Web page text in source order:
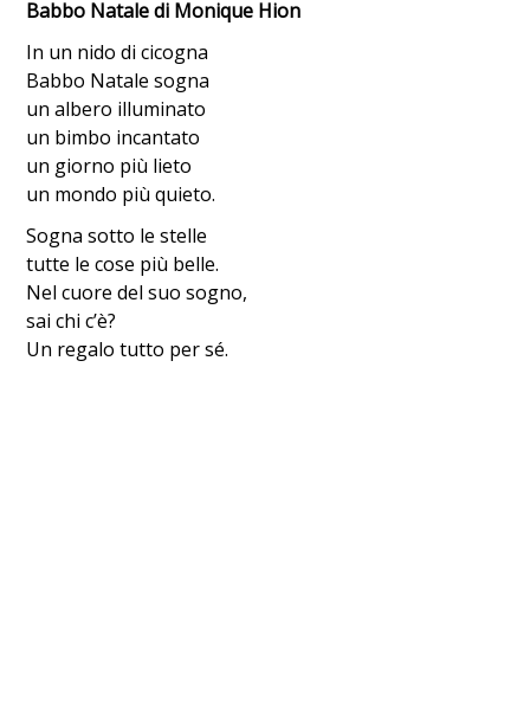
Babbo Natale di Monique Hion
In un nido di cicogna
Babbo Natale sogna
un albero illuminato
un bimbo incantato
un giorno più lieto
un mondo più quieto.
Sogna sotto le stelle
tutte le cose più belle.
Nel cuore del suo sogno,
sai chi c’è?
Un regalo tutto per sé.